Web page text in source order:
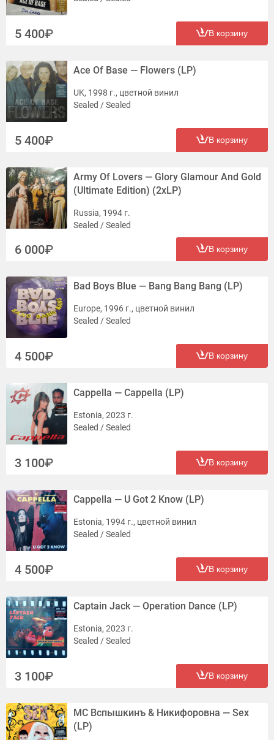
5 400 В корзину
Ace Of Base — Flowers (LP)
UK, 1998 г., цветной винил
Sealed / Sealed
5 400 В корзину
Army Of Lovers — Glory Glamour And Gold
(Ultimate Edition) (2xLP)
Russia, 1994 г.
Sealed / Sealed
6 000 В корзину
Bad Boys Blue — Bang Bang Bang (LP)
Europe, 1996 г., цветной винил
Sealed / Sealed
4 500 В корзину
Cappella — Cappella (LP)
Estonia, 2023 г.
Sealed / Sealed
3 100 В корзину
Cappella — U Got 2 Know (LP)
Estonia, 1994 г., цветной винил
Sealed / Sealed
4 500 В корзину
Captain Jack — Operation Dance (LP)
Estonia, 2023 г.
Sealed / Sealed
3 100 В корзину
MC Вспышкинъ & Никифоровна — Sex
(LP)